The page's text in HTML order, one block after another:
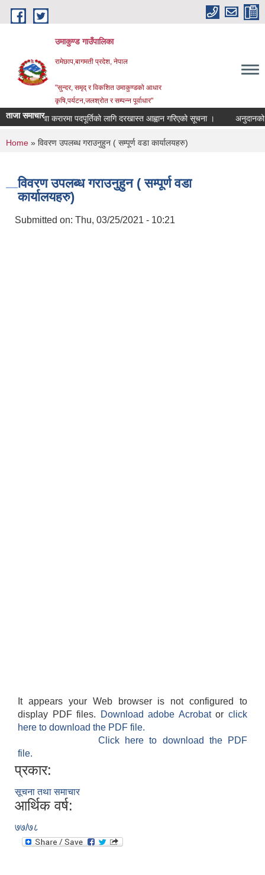
Skip to main content
उमाकुण्ड गाउँपालिका
रामेछाप,बागमती प्रदेश, नेपाल
"सुन्दर, समृद् र विकशित उमाकुण्डको आधार
कृषि,पर्यटन,जलश्रोत र सम्पन्न पूर्वाधार"
ताजा समाचार
सेवा करारमा पदपूर्तिको लागि दरखास्त आह्वान गरिएको सूचना । अनुदानको
You are here
Home » विवरण उपलब्ध गराउनुहुन ( सम्पूर्ण वडा कार्यालयहरु)
विवरण उपलब्ध गराउनुहुन ( सम्पूर्ण वडा
कार्यालयहरु)
Submitted on: Thu, 03/25/2021 - 10:21
It appears your Web browser is not configured to
display PDF files.
Download adobe Acrobatorclick
here to download the PDF file.
Click here to download the PDF
file.
प्रकार:
सूचना तथा समाचार
आर्थिक वर्ष:
७७/७८